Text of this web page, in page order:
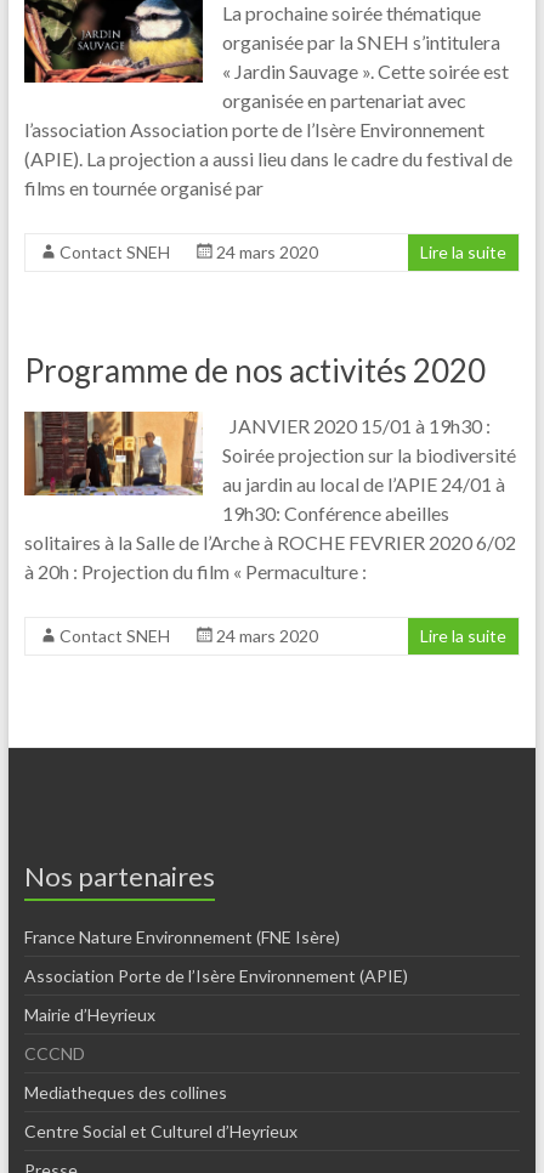
La prochaine soirée thématique
organisée par la SNEH s’intitulera
« Jardin Sauvage ». Cette soirée est
organisée en partenariat avec
l’association Association porte de l’Isère Environnement
(APIE). La projection a aussi lieu dans le cadre du festival de
films en tournée organisé par
Contact SNEH 24 mars 2020 Lire la suite
Programme de nos activités 2020
JANVIER 2020 15/01 à 19h30 :
Soirée projection sur la biodiversité
au jardin au local de l’APIE 24/01 à
19h30: Conférence abeilles
solitaires à la Salle de l’Arche à ROCHE FEVRIER 2020 6/02
à 20h : Projection du film « Permaculture :
Contact SNEH 24 mars 2020 Lire la suite
Nos partenaires
France Nature Environnement (FNE Isère)
Association Porte de l’Isère Environnement (APIE)
Mairie d’Heyrieux
CCCND
Mediatheques des collines
Centre Social et Culturel d’Heyrieux